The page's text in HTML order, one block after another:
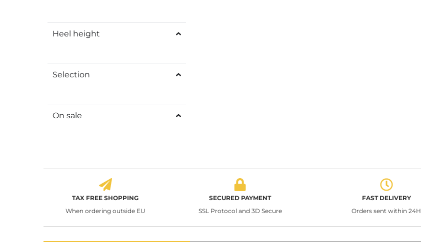
Heel height
Selection
On sale
TAX FREE SHOPPING
When ordering outside EU
SECURED PAYMENT
SSL Protocol and 3D Secure
FAST DELIVERY
Orders sent within 24H